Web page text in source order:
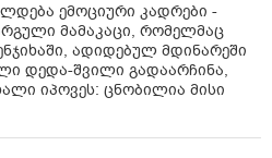
ყველაზე მარტივი
გამოსავალი.
პასუხისმგებლობა
რომ მთავრობამ
ის თანხები,
ემოციური კადრები -
მამაკაცი, რომელმაც
ადიდებულ მდინარეში
დედა-შვილი გადაარჩინა,
იპოვეს: ცნობილია მისი